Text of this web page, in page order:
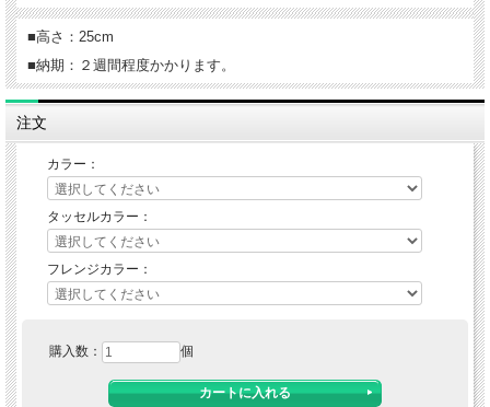
■高さ：25cm
■納期：２週間程度かかります。
注文
カラー：
タッセルカラー：
フレンジカラー：
購入数： 個